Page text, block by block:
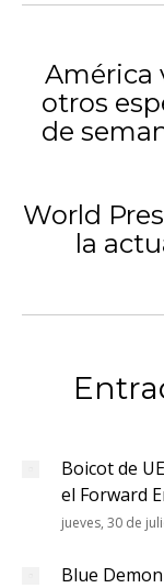
entre
América
otros
de
World
la
Boicot de
el Forward
jueves, 30 de
Blue